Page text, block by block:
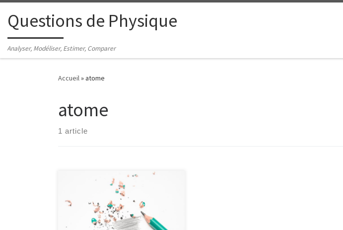
Passer au contenu
Questions de Physique
Analyser, Modéliser, Estimer, Comparer
Accueil»atome
atome
1 article
Quelle est l'épaisseur moyenne d'un
trait de crayon ?